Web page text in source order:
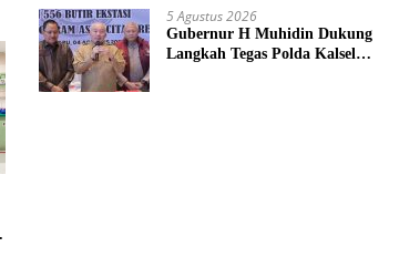
5 Agustus 2026
Gubernur H Muhidin Dukung
Langkah Tegas Polda Kalsel